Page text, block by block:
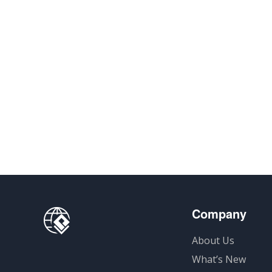
Company
About Us
What’s New